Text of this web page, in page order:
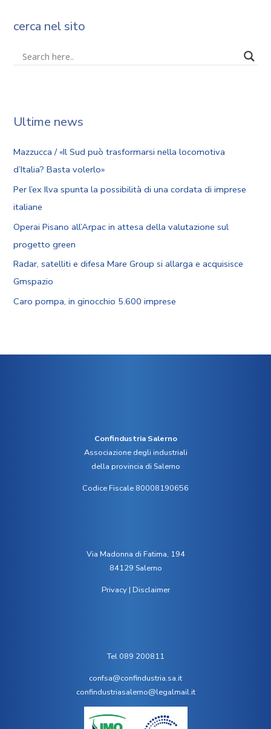
cerca nel sito
Ultime news
Mazzucca / «Il Sud può trasformarsi nella locomotiva
d’Italia? Basta volerlo»
Per l’ex Ilva spunta la possibilità di una cordata di imprese
italiane
Operai Pisano all’Arpac in attesa della valutazione sul
progetto green
Radar, satelliti e difesa Mare Group si allarga e acquisisce
Gmspazio
Caro pompa, in ginocchio 5.600 imprese
Confindustria Salerno
Associazione degli industriali
della provincia di Salerno
Codice Fiscale 80008190656
Via Madonna di Fatima, 194
84129 Salerno
Privacy| Disclaimer
Tel 089 200811
confsa@confindustria.sa.it
confindustriasalerno@legalmail.it